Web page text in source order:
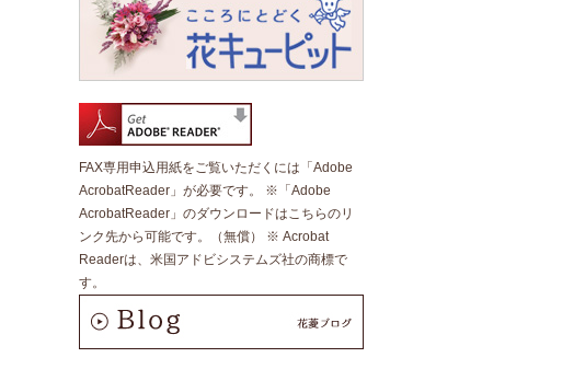
FAX専用申込用紙をご覧いただくには「Adobe
AcrobatReader」が必要です。 ※「Adobe
AcrobatReader」のダウンロードはこちらのリ
ンク先から可能です。（無償） ※ Acrobat
Readerは、米国アドビシステムズ社の商標で
す。